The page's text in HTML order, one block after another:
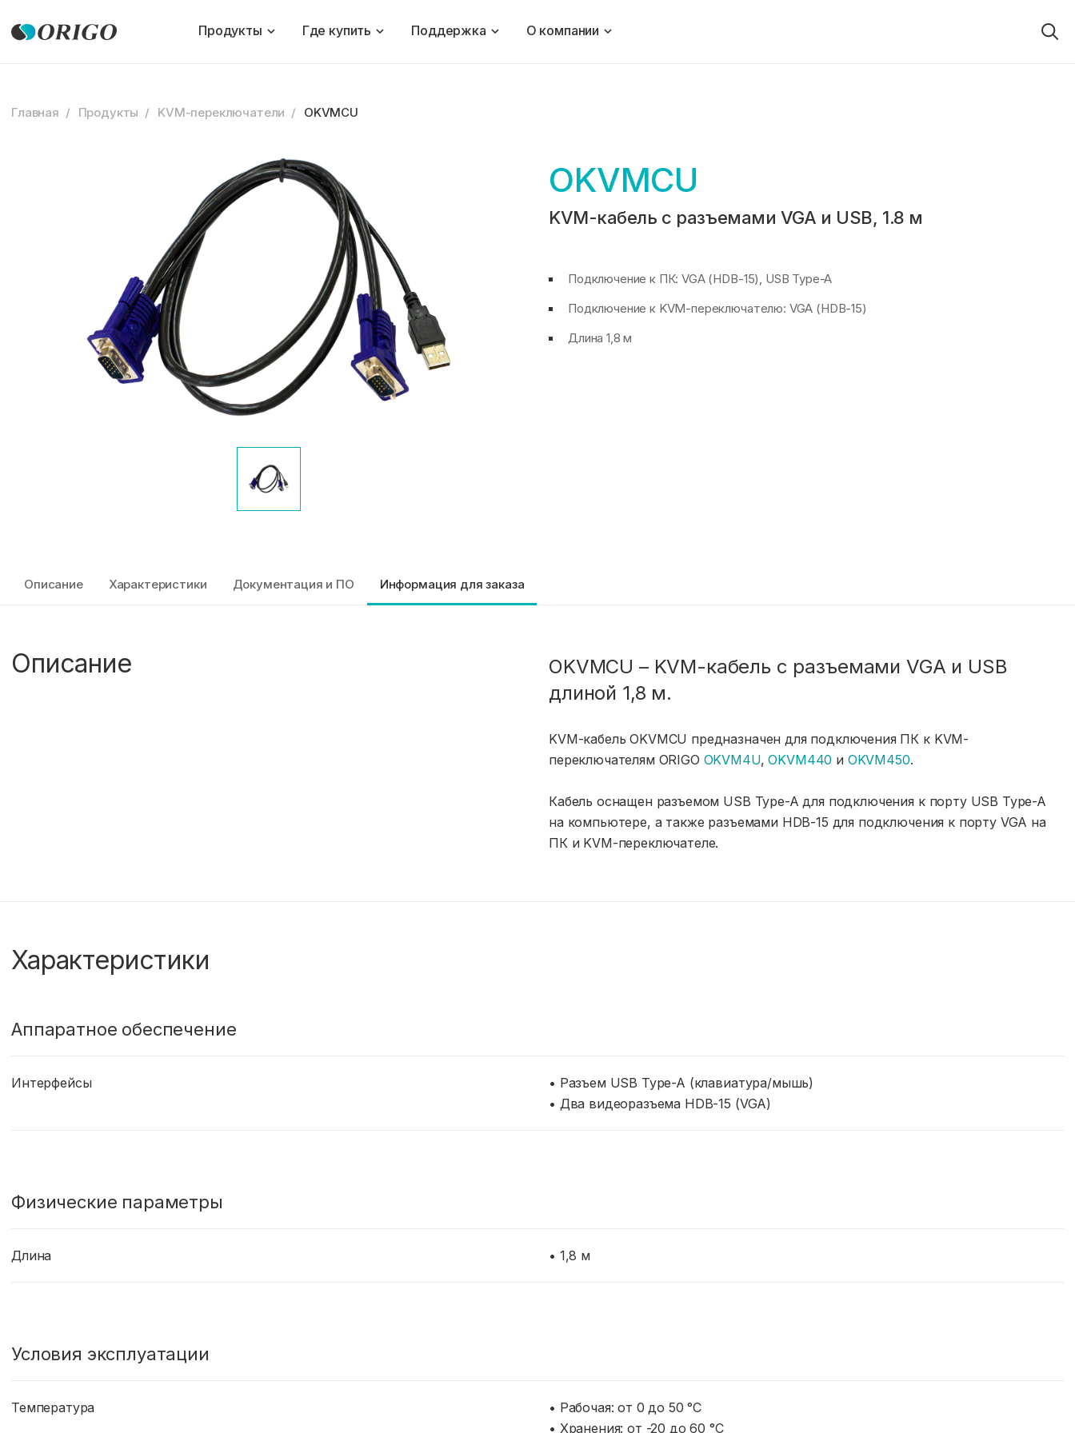
Продукты Где купить Поддержка О компании
Главная Продукты KVM-переключатели OKVMCU
OKVMCU
KVM-кабель с разъемами VGA и USB, 1.8 м
Подключение к ПК: VGA (HDB-15), USB Type-A
Подключение к KVM-переключателю: VGA (HDB-15)
Длина 1,8 м
Описание Характеристики Документация и ПО Информация для заказа
Описание
OKVMCU – KVM-кабель с разъемами VGA и USB
длиной 1,8 м.
KVM-кабель OKVMCU предназначен для подключения ПК к KVM-
переключателям ORIGO OKVM4U,OKVM440 и OKVM450.
Кабель оснащен разъемом USB Type-A для подключения к порту USB Type-A
на компьютере, а также разъемами HDB-15 для подключения к порту VGA на
ПК и KVM-переключателе.
Характеристики
Аппаратное обеспечение
Интерфейсы
• Разъем USB Type-A (клавиатура/мышь)
• Два видеоразъема HDB-15 (VGA)
Физические параметры
Длина • 1,8 м
Условия эксплуатации
Температура
• Рабочая: от 0 до 50 °C
• Хранения: от -20 до 60 °C